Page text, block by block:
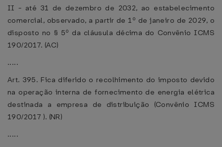
II - até 31 de dezembro de 2032, ao estabelecimento
comercial, observado, a partir de 1º de janeiro de 2029, o
disposto no § 5º da cláusula décima do Convênio ICMS
190/2017. (AC)
.....
Art. 395. Fica diferido o recolhimento do imposto devido
na operação interna de fornecimento de energia elétrica
destinada a empresa de distribuição (Convênio ICMS
190/2017 ). (NR)
.....